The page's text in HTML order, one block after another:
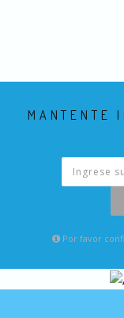
MANTENTE
Por favor